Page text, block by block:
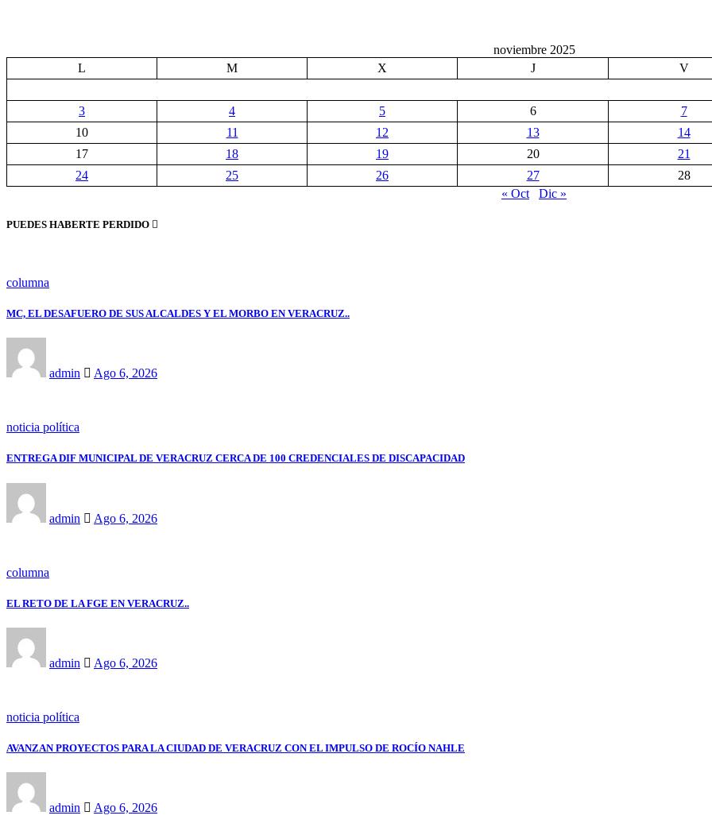
noviembre 2025
L
M X J V
3
4 5 6 7
10
11 12 13 14
17
18 19 20 21
24
25 26 27 28
« Oct
Dic »
PUEDES HABERTE PERDIDO
columna
MC, EL DESAFUERO DE SUS ALCALDES Y EL MORBO EN VERACRUZ..
admin Ago 6, 2026
noticia política
ENTREGA DIF MUNICIPAL DE VERACRUZ CERCA DE 100 CREDENCIALES DE DISCAPACIDAD
admin Ago 6, 2026
columna
EL RETO DE LA FGE EN VERACRUZ..
admin Ago 6, 2026
noticia política
AVANZAN PROYECTOS PARA LA CIUDAD DE VERACRUZ CON EL IMPULSO DE ROCÍO NAHLE
admin Ago 6, 2026